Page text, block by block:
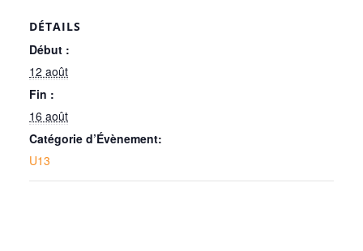
DÉTAILS
Début :
12 août
Fin :
16 août
Catégorie d’Évènement:
U13